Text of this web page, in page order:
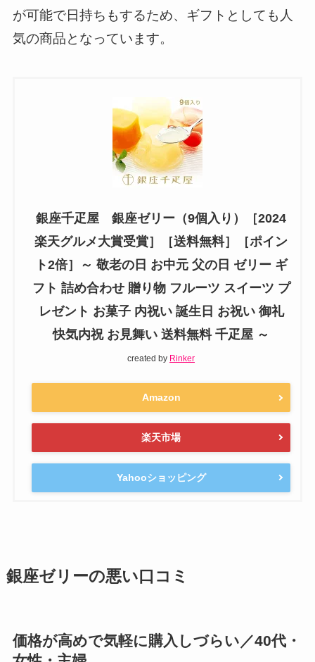
が可能で日持ちもするため、ギフトとしても人
気の商品となっています。
銀座千疋屋 銀座ゼリー（9個入り）［2024
楽天グルメ大賞受賞］［送料無料］［ポイン
ト2倍］～ 敬老の日 お中元 父の日 ゼリー ギ
フト 詰め合わせ 贈り物 フルーツ スイーツ プ
レゼント お菓子 内祝い 誕生日 お祝い 御礼
快気内祝 お見舞い 送料無料 千疋屋 ～
created by Rinker
Amazon
楽天市場
Yahooショッピング
銀座ゼリーの悪い口コミ
価格が高めで気軽に購入しづらい／40代・